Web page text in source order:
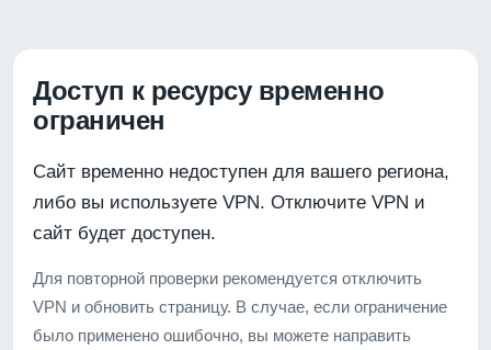
Доступ к ресурсу временно
ограничен
Сайт временно недоступен для вашего региона,
либо вы используете VPN. Отключите VPN и
сайт будет доступен.
Для повторной проверки рекомендуется отключить
VPN и обновить страницу. В случае, если ограничение
было применено ошибочно, вы можете направить